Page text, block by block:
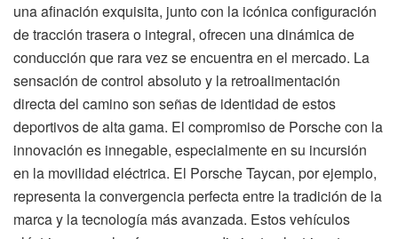
una afinación exquisita, junto con la icónica configuración
de tracción trasera o integral, ofrecen una dinámica de
conducción que rara vez se encuentra en el mercado. La
sensación de control absoluto y la retroalimentación
directa del camino son señas de identidad de estos
deportivos de alta gama. El compromiso de Porsche con la
innovación es innegable, especialmente en su incursión
en la movilidad eléctrica. El Porsche Taycan, por ejemplo,
representa la convergencia perfecta entre la tradición de la
marca y la tecnología más avanzada. Estos vehículos